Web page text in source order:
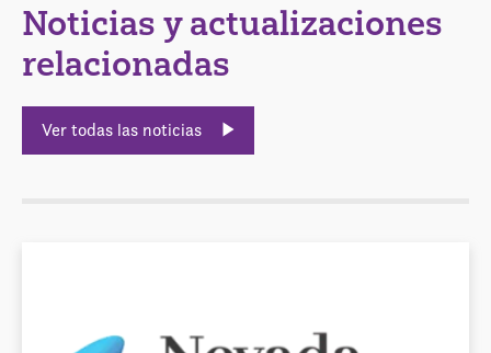
Noticias y actualizaciones
relacionadas
Ver todas las noticias